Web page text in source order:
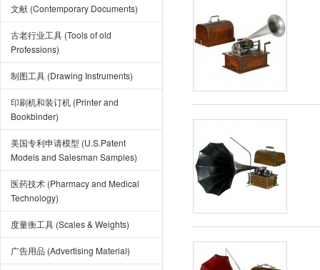
文献 (Contemporary Documents)
古老行业工具 (Tools of old
Professions)
制图工具 (Drawing Instruments)
印刷机和装订机 (Printer and
Bookbinder)
美国专利申请模型 (U.S.Patent
Models and Salesman Samples)
医药技术 (Pharmacy and Medical
Technology)
度量衡工具 (Scales & Weights)
广告用品 (Advertising Material)